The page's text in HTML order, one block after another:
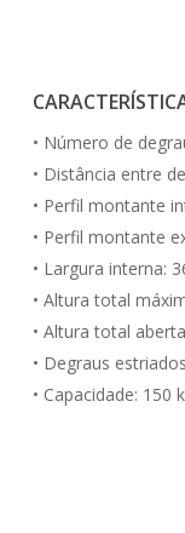
• Número de
• Distância entre
• Perfil montante
• Perfil montante
• Largura interna:
• Altura total
• Altura total
• Degraus
• Capacidade: 150